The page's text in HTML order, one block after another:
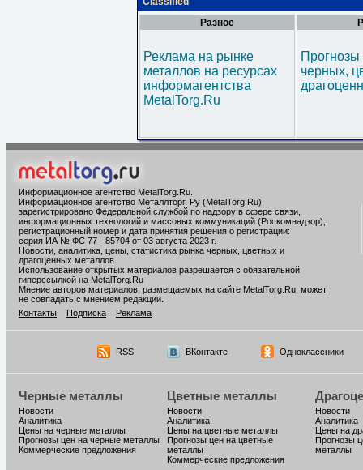
Разное
Реклама на рынке
металлов на ресурсах
информагентства
MetalTorg.Ru
черных,
Информационное агентство MetalTorg.Ru
Информационное агентство Металлторг. Ру (MetalTorg.Ru)
зарегистрировано Федеральной службой по надзору в сфере связи,
информационных технологий и массовых коммуникаций (Роскомнадзор),
регистрационный номер и дата принятия решения о регистрации:
серия ИА № ФС 77 - 85704 от 03 августа 2023 г.
Новости, аналитика, цены, статистика рынка черных, цветных и
драгоценных металлов.
Использование открытых материалов разрешается с обязательной
гиперссылкой на MetalTorg.Ru
Мнение авторов материалов, размещаемых на сайте MetalTorg.Ru, может
не совпадать с мнением редакции.
Контакты
Подписка Реклама
RSS ВКонтакте Одноклассники
Черные металлы
Новости
Аналитика
Цены на черные металлы
Прогнозы цен на черные металлы
Коммерческие предложения
Цветные металлы
Новости
Аналитика
Цены на цветные металлы
Прогнозы цен на цветные
металлы
Коммерческие предложения
Новости
Аналитика
Цены на
Прогнозы
металлы